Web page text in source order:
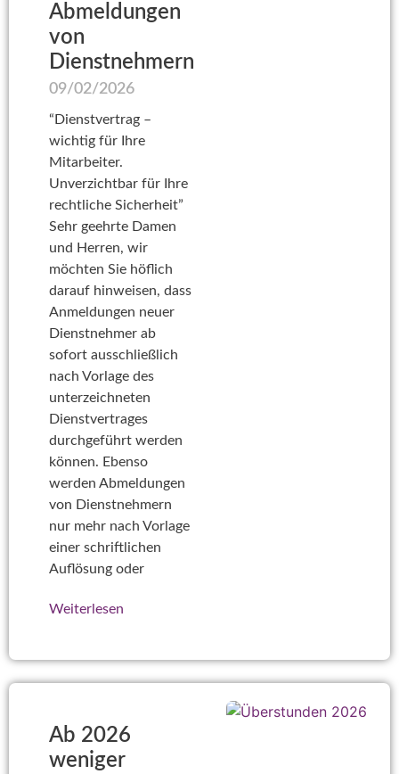
Abmeldungen
von
Dienstnehmern
09/02/2026
“Dienstvertrag –
wichtig für Ihre
Mitarbeiter.
Unverzichtbar für Ihre
rechtliche Sicherheit”
Sehr geehrte Damen
und Herren, wir
möchten Sie höflich
darauf hinweisen, dass
Anmeldungen neuer
Dienstnehmer ab
sofort ausschließlich
nach Vorlage des
unterzeichneten
Dienstvertrages
durchgeführt werden
können. Ebenso
werden Abmeldungen
von Dienstnehmern
nur mehr nach Vorlage
einer schriftlichen
Auflösung oder
Weiterlesen
Ab 2026
weniger